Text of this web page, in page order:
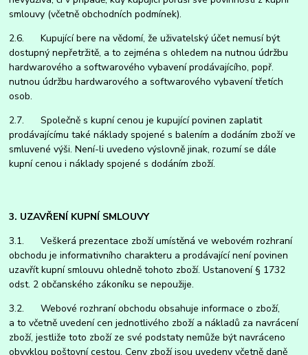
smlouvy (včetně obchodních podmínek).
2.6. Kupující bere na vědomí, že uživatelský účet nemusí být
dostupný nepřetržitě, a to zejména s ohledem na nutnou údržbu
hardwarového a softwarového vybavení prodávajícího, popř.
nutnou údržbu hardwarového a softwarového vybavení třetích
osob.
2.7. Společně s kupní cenou je kupující povinen zaplatit
prodávajícímu také náklady spojené s balením a dodáním zboží ve
smluvené výši. Není-li uvedeno výslovně jinak, rozumí se dále
kupní cenou i náklady spojené s dodáním zboží.​
3. UZAVŘENÍ KUPNÍ SMLOUVY
3.1. Veškerá prezentace zboží umístěná ve webovém rozhraní
obchodu je informativního charakteru a prodávající není povinen
uzavřít kupní smlouvu ohledně tohoto zboží. Ustanovení § 1732
odst. 2 občanského zákoníku se nepoužije.
3.2. Webové rozhraní obchodu obsahuje informace o zboží,
a to včetně uvedení cen jednotlivého zboží a nákladů za navrácení
zboží, jestliže toto zboží ze své podstaty nemůže být navráceno
obvyklou poštovní cestou. Ceny zboží jsou uvedeny včetně daně